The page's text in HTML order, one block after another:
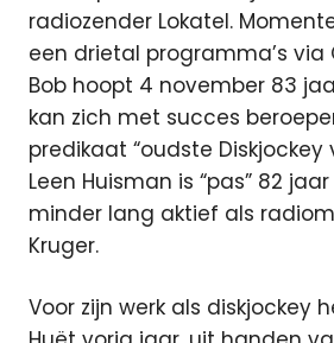
radiozender Lokatel.
een drietal programma’s via
Bob hoopt 4 november 83
kan zich met succes
predikaat “oudste Diskjockey
Leen Huisman is “pas” 82
minder lang aktief als
Kruger.
Voor zijn werk als diskjockey